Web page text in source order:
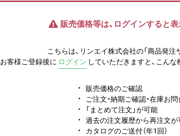
販売価格等は、ログインすると
こちらは、リンエイ株式会社の「商品発注
お客様ご登録後に ログイン していただきますと、こん
販売価格のご確認
ご注文・納期ご確認・在庫お
「まとめて注文」が可能
過去の注文履歴から再注文が
カタログのご送付（年1回）